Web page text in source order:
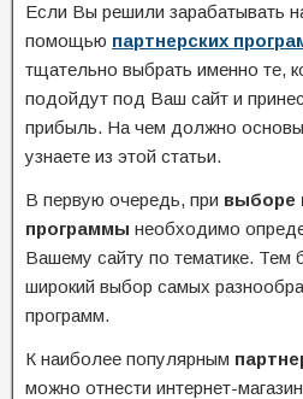
Если Вы решили зарабатывать
помощью партнерских
тщательно выбрать именно те,
подойдут под Ваш сайт и
прибыль. На чем должно
узнаете из этой статьи.
В первую очередь, при выборе
программы необходимо
Вашему сайту по тематике. Тем
широкий выбор самых
программ.
К наиболее популярным
можно отнести интернет-